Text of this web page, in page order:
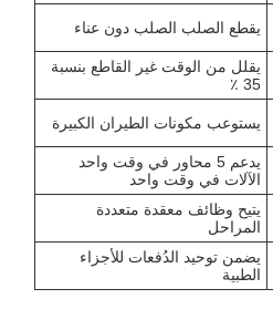
يقطع الصلب الصلب دون عناء
يقلل من الوقت غير القاطع بنسبة
35 ٪
يستوعب مكونات الطيران الكبيرة
يدعم 5 محاور في وقت واحد
الآلات في وقت واحد
يتيح وظائف معقدة متعددة
المراحل
يضمن توحيد الدُفعات للأجزاء
الطبية